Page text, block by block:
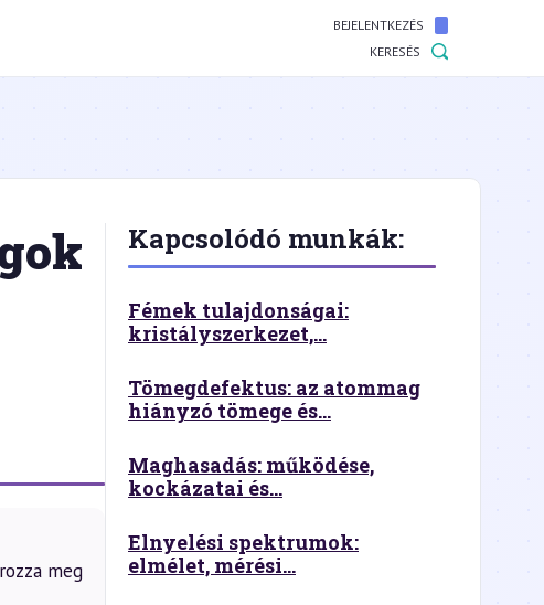
BEJELENTKEZÉS
KERESÉS
meg
Kapcsolódó munkák:
Fémek tulajdonságai:
kristályszerkezet,...
Tömegdefektus: az atommag
hiányzó tömege és...
Maghasadás: működése,
kockázatai és...
Elnyelési spektrumok:
elmélet, mérési...